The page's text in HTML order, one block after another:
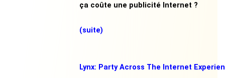
ça coûte une publicité Internet ?
(suite)
Lynx: Party Across The Internet